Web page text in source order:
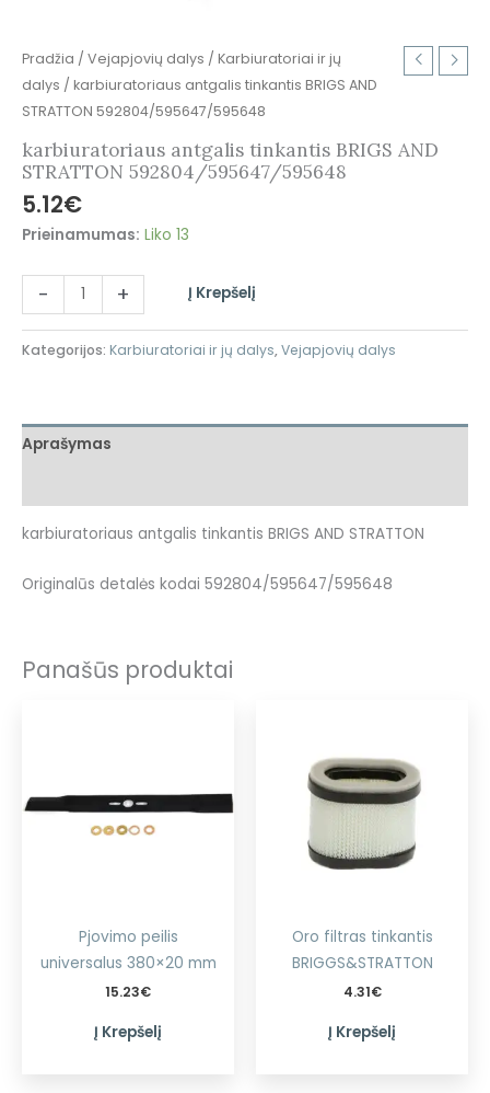
Pradžia / Vejapjovių dalys / Karbiuratoriai ir jų
dalys / karbiuratoriaus antgalis tinkantis BRIGS AND
STRATTON 592804/595647/595648
karbiuratoriaus antgalis tinkantis BRIGS AND
STRATTON 592804/595647/595648
5.12€
Prieinamumas: Liko 13
- + Į Krepšelį
Kategorijos: Karbiuratoriai ir jų dalys,Vejapjovių dalys
Aprašymas
karbiuratoriaus antgalis tinkantis BRIGS AND STRATTON
Originalūs detalės kodai 592804/595647/595648
Panašūs produktai
Pjovimo peilis
universalus 380×20 mm
15.23€
Į Krepšelį
Oro filtras tinkantis
BRIGGS&STRATTON
4.31€
Į Krepšelį